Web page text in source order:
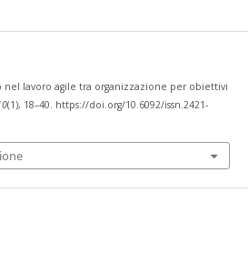
nel lavoro agile tra organizzazione per obiettivi
(1), 18–40. https://doi.org/10.6092/issn.2421-